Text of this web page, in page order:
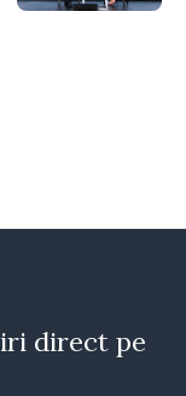
direct pe